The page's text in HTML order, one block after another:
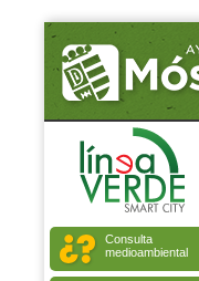
Consulta
medioambiental